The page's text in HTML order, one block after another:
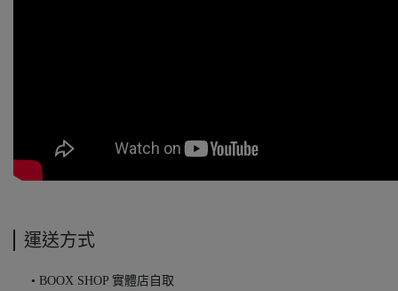
運送方式
• BOOX SHOP 實體店自取